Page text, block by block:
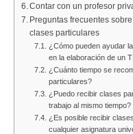
Contar con un profesor
Preguntas frecuentes
clases particulares
¿Cómo pueden ayudar
en la elaboración de un
¿Cuánto tiempo se
particulares?
¿Puedo recibir clases
trabajo al mismo tiempo?
¿Es posible recibir
cualquier asignatura